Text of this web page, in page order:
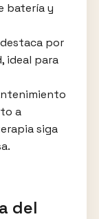
batería y
destaca por
ideal para
a
siga
del